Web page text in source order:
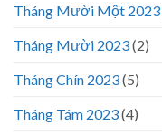
Tháng Mười Một 2023
Tháng Mười 2023(2)
Tháng Chín 2023(5)
Tháng Tám 2023(4)